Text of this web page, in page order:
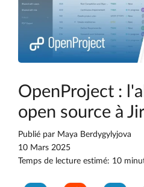
OpenProject :
open source à
Publié par Maya Berdygylyjova
10 Mars 2025
Temps de lecture estimé: 10